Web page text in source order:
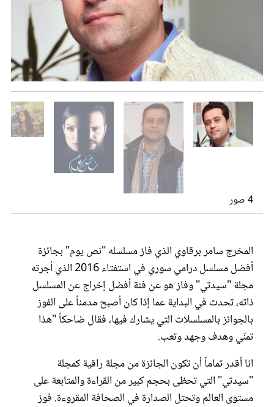
سامر برقاوي
مسلسل "نص يوم"
تيم حسن ونادين نسيب نجيم في مسلسل "نص يوم"
4 صور
المخرج سامر برقاوي الذي فاز مسلسله "نص يوم" بجائزة
أفضل مسلسل درامي سوري في استفتاء 2016 الذي أجرته
مجلة "سيدتي" وفاز هو عن فئة أفضل إخراج عن المسلسل
ذاته، تحدث في البداية عما إذا كان أصبح مدمناً على الفوز
بالجوائز بالمسلسلات التي يشارك فيها، فقال ضاحكاً "هذا
تمنّي وهدف وجهد وتعب.
انا أقدر تماماً أن تكون الجائزة من مجلة راقية كمجلة
"سيدتي" التي تحظى بحجم كبير من القراءة والمتابعة على
مستوى العالم وتحتل الصدارة في الصحافة المقروءة. فوز
مجلة سيدتي